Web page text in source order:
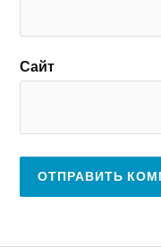
Сайт